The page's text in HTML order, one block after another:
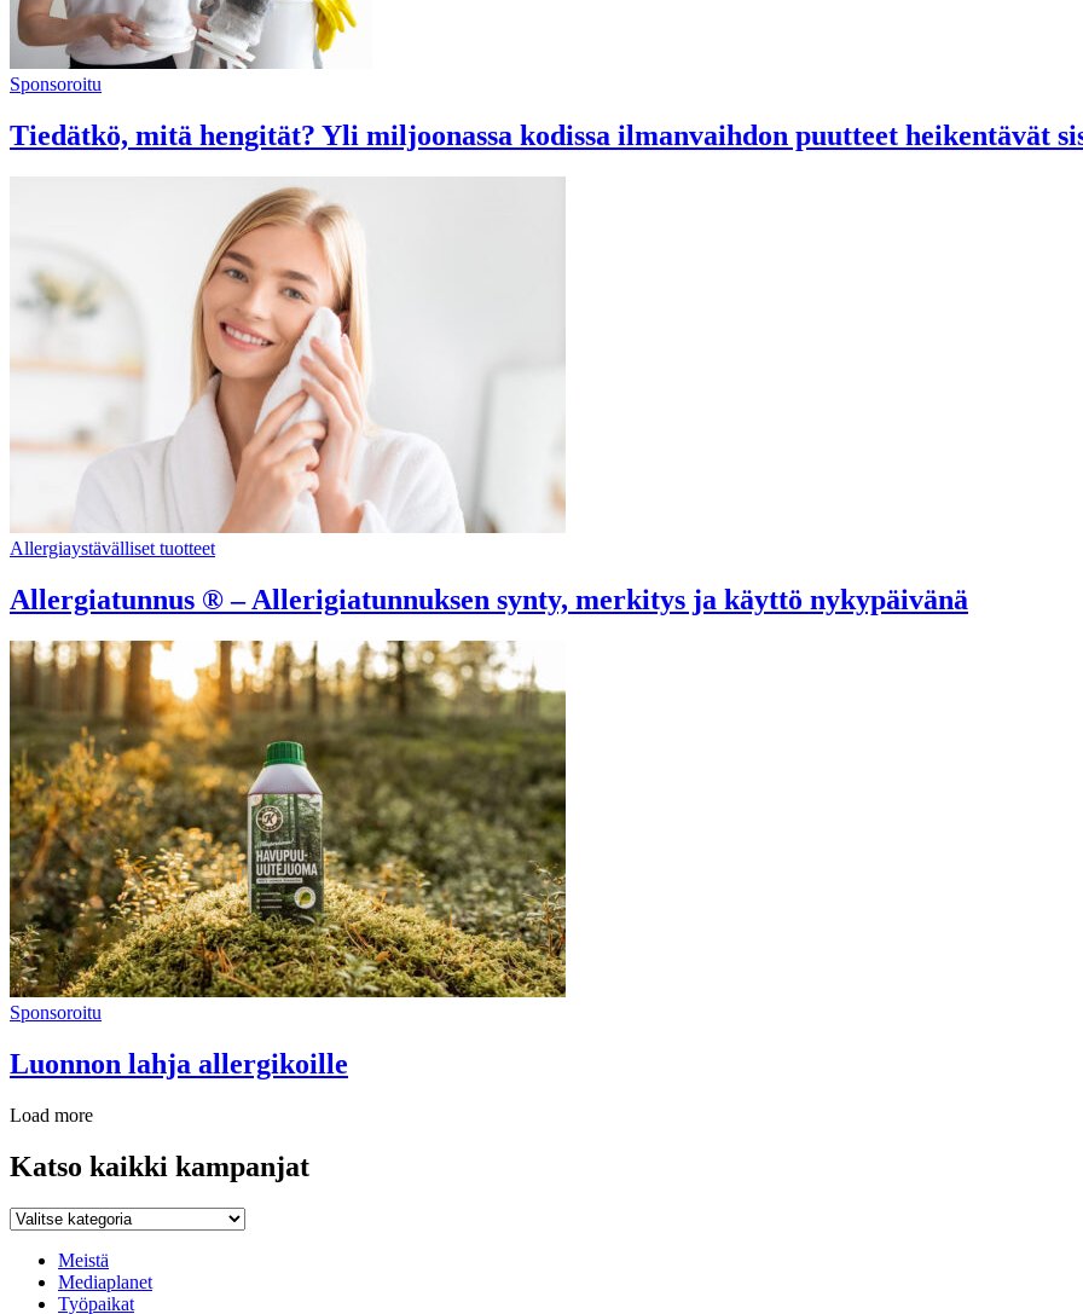
Sponsoroitu
Tiedätkö, mitä hengität? Yli miljoonassa kodissa ilmanvaihdon puutteet heikentävät
Allergiaystävälliset tuotteet
Allergiatunnus ® – Allerigiatunnuksen synty, merkitys ja käyttö nykypäivänä
Sponsoroitu
Luonnon lahja allergikoille
Load more
Katso kaikki kampanjat
Katso
kampanjat
Meistä
Mediaplanet
Työpaikat